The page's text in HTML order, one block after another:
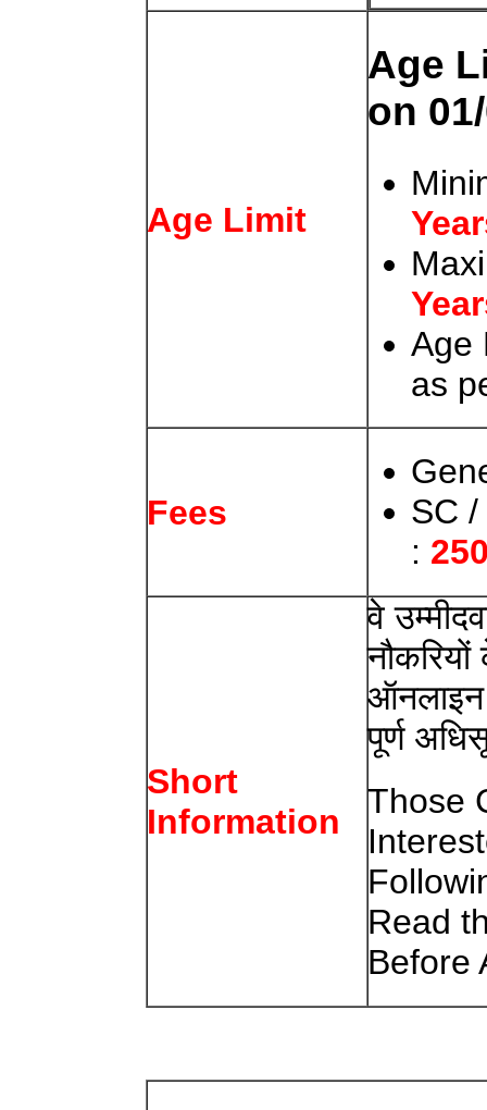
Age Limit
Age
on
Age
as
Fees
SC
:
Short
Information
वे
पूर्ण
Those
Read
Before